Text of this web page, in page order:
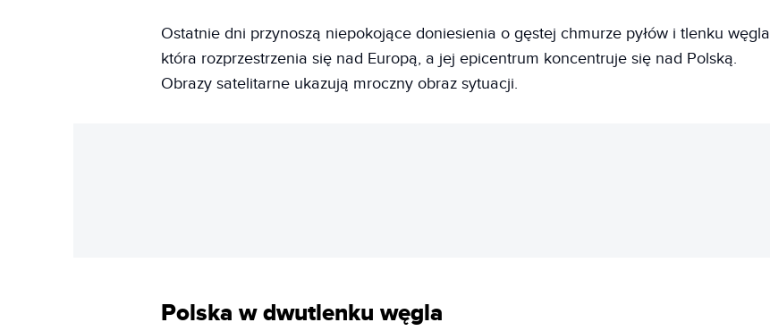
Ostatnie dni przynoszą niepokojące doniesienia o gęstej chmurze pyłów i tlenku
która rozprzestrzenia się nad Europą, a jej epicentrum koncentruje się nad Polską.
Obrazy satelitarne ukazują mroczny obraz sytuacji.
Polska w dwutlenku węgla